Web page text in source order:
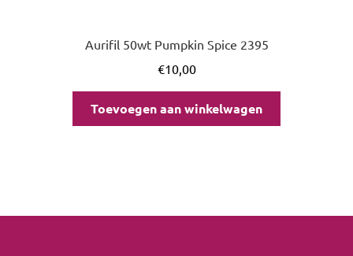
Aurifil 50wt Pumpkin Spice 2395
€10,00
Toevoegen aan winkelwagen